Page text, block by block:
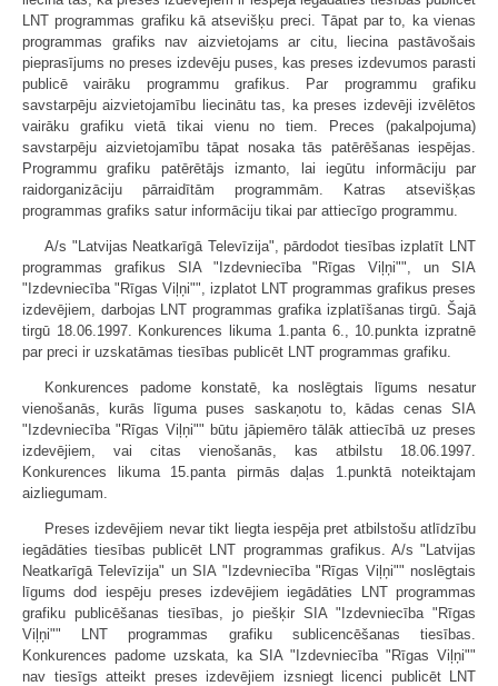
LNT programmas grafiku kā atsevišķu preci. Tāpat par to, ka vienas
programmas grafiks nav aizvietojams ar citu, liecina pastāvošais
pieprasījums no preses izdevēju puses, kas preses izdevumos parasti
publicē vairāku programmu grafikus. Par programmu grafiku
savstarpēju aizvietojamību liecinātu tas, ka preses izdevēji izvēlētos
vairāku grafiku vietā tikai vienu no tiem. Preces (pakalpojuma)
savstarpēju aizvietojamību tāpat nosaka tās patērēšanas iespējas.
Programmu grafiku patērētājs izmanto, lai iegūtu informāciju par
raidorganizāciju pārraidītām programmām. Katras atsevišķas
programmas grafiks satur informāciju tikai par attiecīgo programmu.
A/s "Latvijas Neatkarīgā Televīzija", pārdodot tiesības izplatīt LNT
programmas grafikus SIA "Izdevniecība "Rīgas Viļņi"", un SIA
"Izdevniecība "Rīgas Viļņi"", izplatot LNT programmas grafikus preses
izdevējiem, darbojas LNT programmas grafika izplatīšanas tirgū. Šajā
tirgū 18.06.1997. Konkurences likuma 1.panta 6., 10.punkta izpratnē
par preci ir uzskatāmas tiesības publicēt LNT programmas grafiku.
Konkurences padome konstatē, ka noslēgtais līgums nesatur
vienošanās, kurās līguma puses saskaņotu to, kādas cenas SIA
"Izdevniecība "Rīgas Viļņi"" būtu jāpiemēro tālāk attiecībā uz preses
izdevējiem, vai citas vienošanās, kas atbilstu 18.06.1997.
Konkurences likuma 15.panta pirmās daļas 1.punktā noteiktajam
aizliegumam.
Preses izdevējiem nevar tikt liegta iespēja pret atbilstošu atlīdzību
iegādāties tiesības publicēt LNT programmas grafikus. A/s "Latvijas
Neatkarīgā Televīzija" un SIA "Izdevniecība "Rīgas Viļņi"" noslēgtais
līgums dod iespēju preses izdevējiem iegādāties LNT programmas
grafiku publicēšanas tiesības, jo piešķir SIA "Izdevniecība "Rīgas
Viļņi"" LNT programmas grafiku sublicencēšanas tiesības.
Konkurences padome uzskata, ka SIA "Izdevniecība "Rīgas Viļņi""
nav tiesīgs atteikt preses izdevējiem izsniegt licenci publicēt LNT